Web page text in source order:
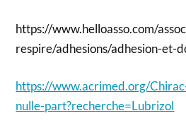
https://www.helloasso.com/
respire/adhesions/adhesion-et-
https://www.acrimed.org/
nulle-part?recherche=Lubrizol